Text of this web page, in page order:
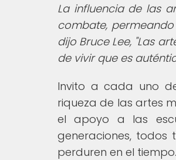
La influencia de las
combate,
dijo Bruce Lee, "Las
de vivir que es
Invito a cada uno
riqueza de las artes
el apoyo a las
generaciones, todos
perduren en el tiempo.